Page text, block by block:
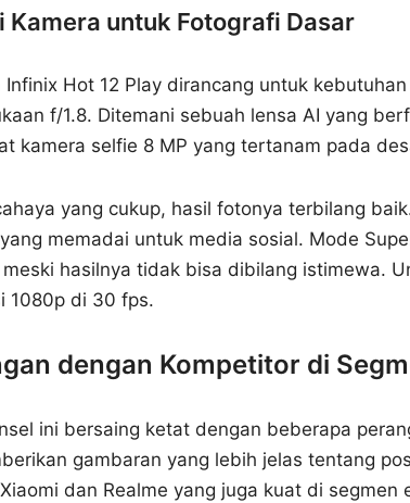
Kamera untuk Fotografi Dasar
Infinix Hot 12 Play dirancang untuk
f/1.8. Ditemani sebuah lensa AI yang
kamera selfie 8 MP yang tertanam pada
yang cukup, hasil fotonya terbilang
memadai untuk media sosial. Mode
hasilnya tidak bisa dibilang istimewa.
1080p di 30 fps.
dengan Kompetitor di
ini bersaing ketat dengan beberapa
gambaran yang lebih jelas tentang
dan Realme yang juga kuat di segmen